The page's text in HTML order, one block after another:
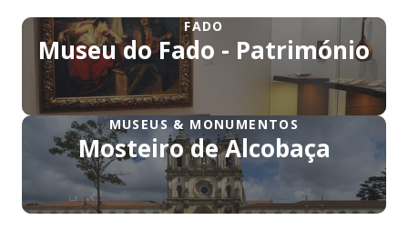
FADO
Museu do Fado - Património
MUSEUS & MONUMENTOS
Mosteiro de Alcobaça